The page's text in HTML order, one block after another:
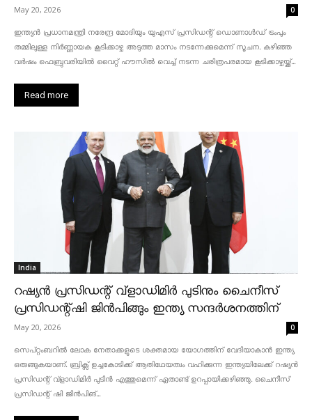
May 20, 2026 0
ഇന്ത്യൻ പ്രധാനമന്ത്രി നരേന്ദ്ര മോദിയും യുഎസ് പ്രസിഡന്റ് ഡൊണാൾഡ് ട്രംപും
തമ്മിലുള്ള നിർണ്ണായക കൂടിക്കാഴ്ച അടുത്ത മാസം നടന്നേക്കുമെന്ന് സൂചന. കഴിഞ്ഞ
വർഷം ഫെബ്രുവരിയിൽ വൈറ്റ് ഹൗസിൽ വെച്ച് നടന്ന ചരിത്രപരമായ കൂടിക്കാഴ്ചയ്ക്ക്...
Read more
India
റഷ്യൻ പ്രസിഡന്റ് വ്‌ളാഡിമിർ പുടിനും ചൈനീസ്
പ്രസിഡന്റ്ഷി ജിൻപിങ്ങും ഇന്ത്യ സന്ദർശനത്തിന്
May 20, 2026 0
സെപ്റ്റംബറിൽ ലോക നേതാക്കളുടെ ശക്തമായ യോഗത്തിന് വേദിയാകാൻ ഇന്ത്യ
ഒരുങ്ങുകയാണ്. ബ്രിക്സ് ഉച്ചകോടിക്ക് ആതിഥേയത്വം വഹിക്കുന്ന ഇന്ത്യയിലേക്ക് റഷ്യൻ
പ്രസിഡന്റ് വ്‌ളാഡിമിർ പുടിൻ എത്തുമെന്ന് ഏതാണ്ട് ഉറപ്പായിക്കഴിഞ്ഞു. ചൈനീസ്
പ്രസിഡന്റ് ഷി ജിൻപിങ്...